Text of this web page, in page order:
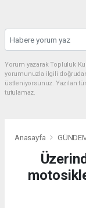
Yorum yazarak Topluluk
yorumunuzla ilgili
üstleniyorsunuz. Yazılan
tutulamaz.
Anasayfa